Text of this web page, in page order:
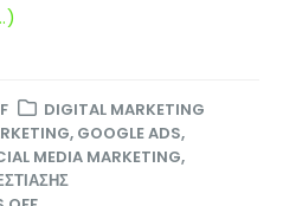
DIGITAL MARKETING
, GOOGLE ADS,
MEDIA MARKETING,